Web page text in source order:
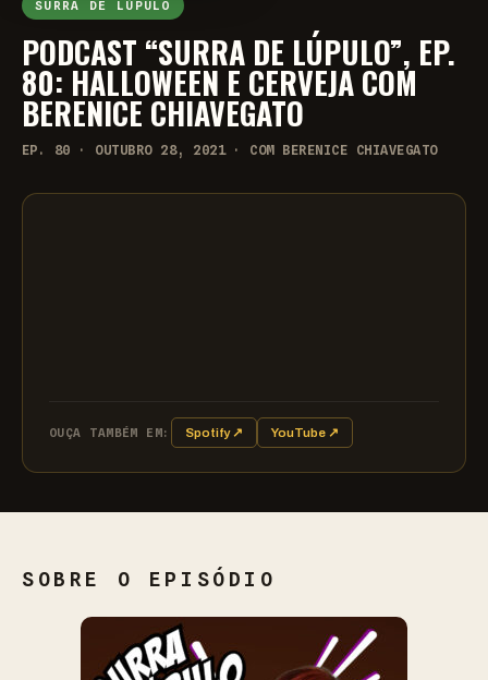
SURRA DE LÚPULO
PODCAST “SURRA DE LÚPULO”, EP.
80: HALLOWEEN E CERVEJA COM
BERENICE CHIAVEGATO
EP. 80 · OUTUBRO 28, 2021 · COM BERENICE CHIAVEGATO
OUÇA TAMBÉM EM: Spotify ↗ YouTube ↗
SOBRE O EPISÓDIO